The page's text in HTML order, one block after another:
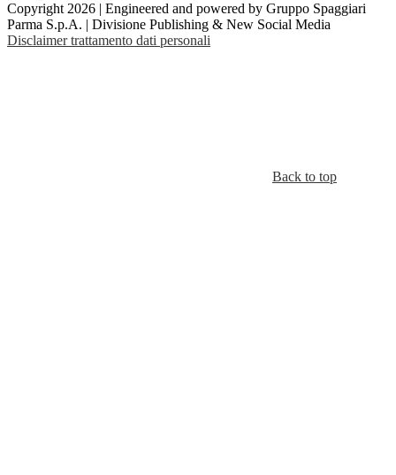
Copyright 2026 | Engineered and powered by Gruppo Spaggiari
Parma S.p.A. | Divisione Publishing & New Social Media
Disclaimer trattamento dati personali
Back to top